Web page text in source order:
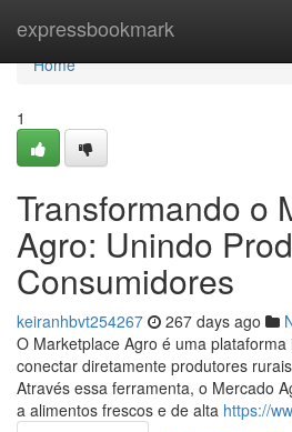
expressbookmark
Home
Home
1
Transformando o
Agro: Unindo
Consumidores
keiranhbvt254267 267 days ago
O Marketplace Agro é uma
conectar diretamente produtores
Através essa ferramenta, o Mercado
a alimentos frescos e de alta https://